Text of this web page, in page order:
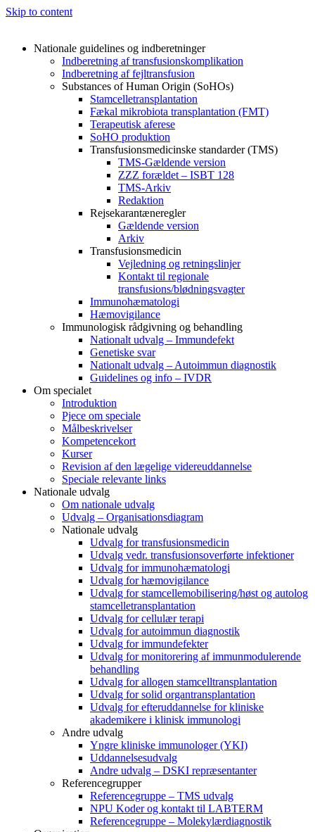
Skip to content
Nationale guidelines og indberetninger
Indberetning af transfusionskomplikation
Indberetning af fejltransfusion
Substances of Human Origin (SoHOs)
Stamcelletransplantation
Fækal mikrobiota transplantation (FMT)
Terapeutisk aferese
SoHO produktion
Transfusionsmedicinske standarder (TMS)
TMS-Gældende version
ZZZ forældet – ISBT 128
TMS-Arkiv
Redaktion
Rejsekarantæneregler
Gældende version
Arkiv
Transfusionsmedicin
Vejledning og retningslinjer
Kontakt til regionale
transfusions/blødningsvagter
Immunohæmatologi
Hæmovigilance
Immunologisk rådgivning og behandling
Nationalt udvalg – Immundefekt
Genetiske svar
Nationalt udvalg – Autoimmun diagnostik
Guidelines og info – IVDR
Om specialet
Introduktion
Pjece om speciale
Målbeskrivelser
Kompetencekort
Kurser
Revision af den lægelige videreuddannelse
Speciale relevante links
Nationale udvalg
Om nationale udvalg
Udvalg – Organisationsdiagram
Nationale udvalg
Udvalg for transfusionsmedicin
Udvalg vedr. transfusionsoverførte infektioner
Udvalg for immunohæmatologi
Udvalg for hæmovigilance
Udvalg for stamcellemobilisering/høst og autolog
stamcelletransplantation
Udvalg for cellulær terapi
Udvalg for autoimmun diagnostik
Udvalg for immundefekter
Udvalg for monitorering af immunmodulerende
behandling
Udvalg for allogen stamcelltransplantation
Udvalg for solid organtransplantation
Udvalg for efteruddannelse for kliniske
akademikere i klinisk immunologi
Andre udvalg
Yngre kliniske immunologer (YKI)
Uddannelsesudvalg
Andre udvalg – DSKI repræsentanter
Referencegrupper
Referencegruppe – TMS udvalg
NPU Koder og kontakt til LABTERM
Referencegruppe – Molekylærdiagnostik